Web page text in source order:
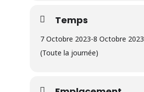
Temps
7 Octobre 2023-8 Octobre 2023
(Toute la journée)